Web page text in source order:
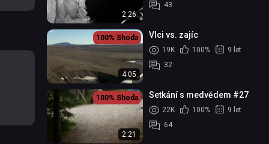
2:26
43
100% Shoda
4:05
Vlci vs. zajíc
19K 100%
9 let
32
100% Shoda
2:21
Setkání s medvědem #27
22K 100%
9 let
64